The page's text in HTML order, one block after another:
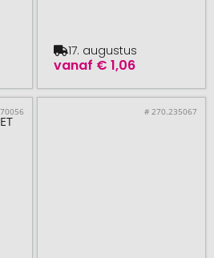
vanaf € 1,06
17. augustus
# 270.235067